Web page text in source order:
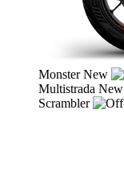
MonsterNew
Multistrada New
Scrambler